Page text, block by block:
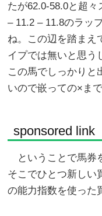
たが62.0-58.0と超
– 11.2 – 11.8のラッ
ね。この辺を踏まえ
イプでは無いと思う
この馬でしっかりと
いので嵌っての×まで
sponsored link
ということで馬券
そこでひとつ新しい
の能力指数を使った